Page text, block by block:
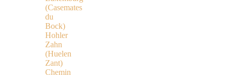
(Casemates
du
Bock)
Hohler
Zahn
(Huelen
Zant)
Chemin